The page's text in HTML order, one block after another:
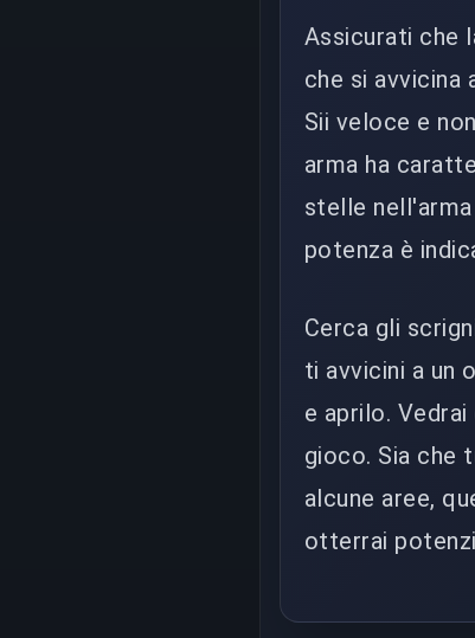
Assicurati che
che si avvicina
Sii veloce e
arma ha
stelle
potenza è
Cerca gli
ti avvicini a un
e aprilo.
gioco. Sia che
alcune aree,
otterrai